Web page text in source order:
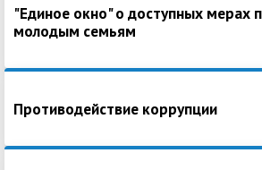
"Единое окно" о доступных мерах
молодым семьям
Противодействие коррупции